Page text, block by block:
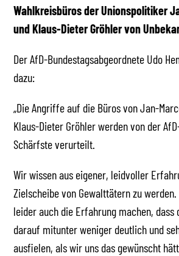
STELLENPORTAL
Wahlkreisbüros der Unionspolitiker
und Klaus-Dieter Gröhler von
Der AfD-Bundestagsabgeordnete Udo
dazu:
„Die Angriffe auf die Büros von Jan-
Klaus-Dieter Gröhler werden von der
Schärfste verurteilt.
Wir wissen aus eigener, leidvoller
Zielscheibe von Gewalttätern zu
leider auch die Erfahrung machen, dass
darauf mitunter weniger deutlich und
ausfielen, als wir uns das gewünscht